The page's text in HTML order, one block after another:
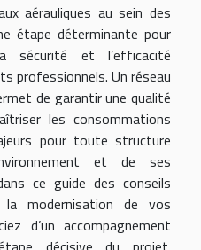
aérauliques au sein des
étape déterminante pour
sécurité et l’efficacité
professionnels. Un réseau
de garantir une qualité
les consommations
pour toute structure
et de ses
ce guide des conseils
modernisation de vos
d’un accompagnement